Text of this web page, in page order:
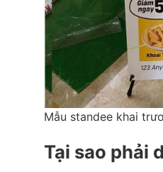
Mẫu standee khai
Tại sao phải